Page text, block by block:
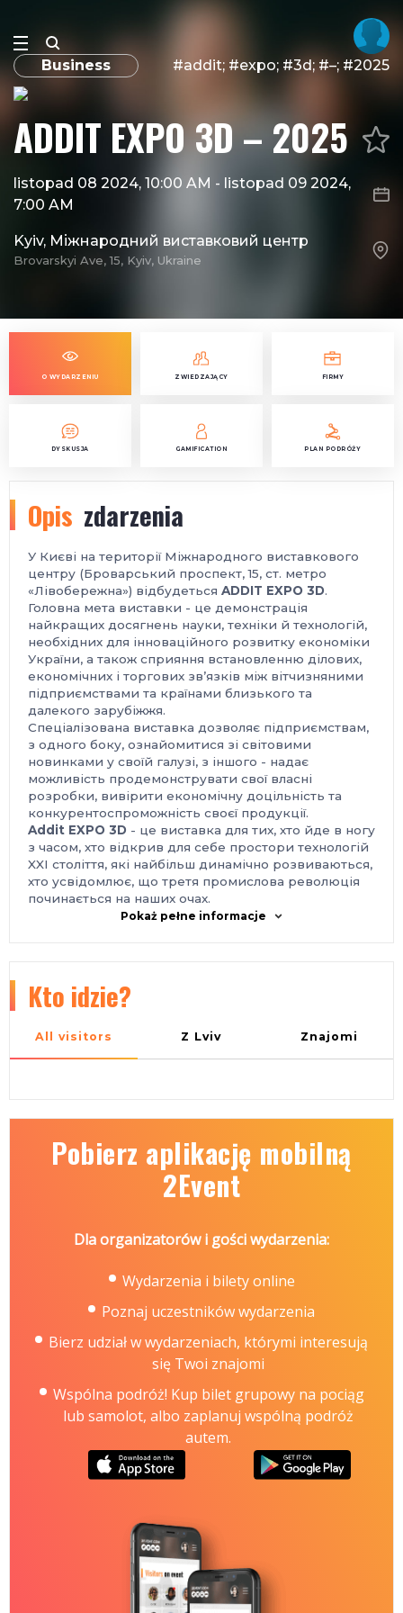
Business #addit; #expo; #3d; #–; #2025
ADDIT EXPO 3D – 2025
listopad 08 2024, 10:00 AM - listopad 09 2024,
7:00 AM
Kyiv, Міжнародний виставковий центр
Brovarskyi Ave, 15, Kyiv, Ukraine
O WYDARZENIU ZWIEDZAJĄCY FIRMY
DYSKUSJA GAMIFICATION PLAN PODRÓŻY
Opis zdarzenia
У Києві на території Міжнародного виставкового
центру (Броварський проспект, 15, ст. метро
«Лівобережна») відбудеться ADDIT EXPO 3D.
Головна мета виставки - це демонстрація
найкращих досягнень науки, техніки й технологій,
необхідних для інноваційного розвитку економіки
України, а також сприяння встановленню ділових,
економічних і торгових зв’язків між вітчизняними
підприємствами та країнами близького та
далекого зарубіжжя.
Спеціалізована виставка дозволяє підприємствам,
з одного боку, ознайомитися зі світовими
новинками у своїй галузі, з іншого - надає
можливість продемонструвати свої власні
розробки, вивірити економічну доцільність та
конкурентоспроможність своєї продукції.
Addit EXPO 3D - це виставка для тих, хто йде в ногу
з часом, хто відкрив для себе простори технологій
XXI століття, які найбільш динамічно розвиваються,
хто усвідомлює, що третя промислова революція
починається на наших очах.
Головне завдання організаторів виставки - надати
передчуття щодо перспектив розвитку галузі з
кращими світовими брендами, адаптованими, при
можливості.
Контакти:
e-mail: plast@iec-expo.com.ua, helen@iec-expo.com.ua
https://www.iec-expo.com.ua/addit-2025.html
Pokaż pełne informacje
Kto idzie?
All visitors Z Lviv Znajomi
Pobierz aplikację mobilną
2Event
Dla organizatorów i gości wydarzenia:
Wydarzenia i bilety online
Poznaj uczestników wydarzenia
Bierz udział w wydarzeniach, którymi interesują
się Twoi znajomi
Wspólna podróż! Kup bilet grupowy na pociąg
lub samolot, albo zaplanuj wspólną podróż
autem.